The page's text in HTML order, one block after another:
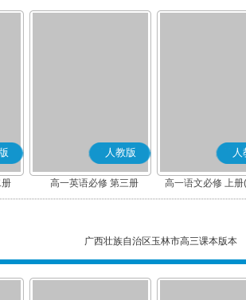
人教版
高一英语必修 第三册
人
高一语文必修 上
广西壮族自治区玉林市高三课本版本